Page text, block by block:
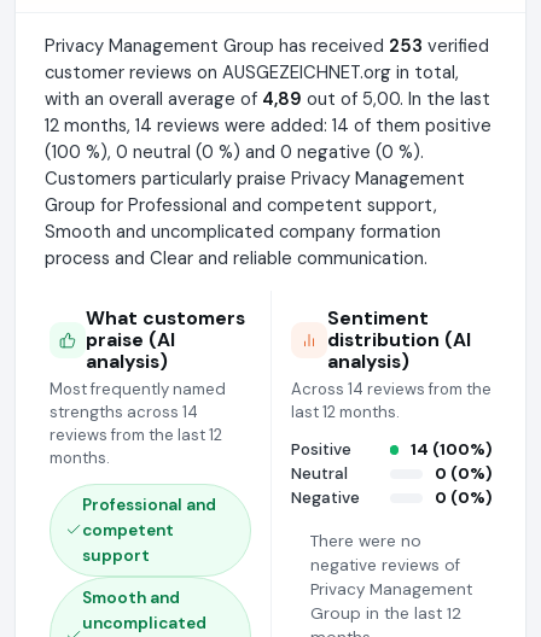
Privacy Management Group has received 253 verified
customer reviews on AUSGEZEICHNET.org in total,
with an overall average of 4,89 out of 5,00. In the last
12 months, 14 reviews were added: 14 of them positive
(100 %), 0 neutral (0 %) and 0 negative (0 %).
Customers particularly praise Privacy Management
Group for Professional and competent support,
Smooth and uncomplicated company formation
process and Clear and reliable communication.
What customers
praise (AI
analysis)
Most frequently named
strengths across 14
reviews from the last 12
months.
Professional and
competent
support
Smooth and
uncomplicated
Sentiment
distribution (AI
analysis)
Across 14 reviews from the
last 12 months.
Positive
14 (100%)
Neutral
0 (0%)
Negative
0 (0%)
There were no
negative reviews of
Privacy Management
Group in the last 12